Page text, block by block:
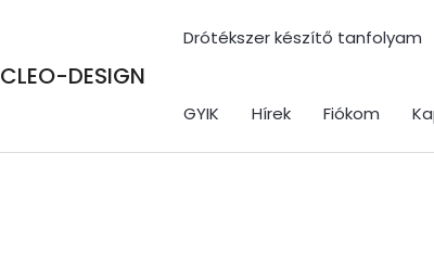
CLEO-DESIGN
Drótékszer készítő tanfolyam
GYIK Hírek Fiókom